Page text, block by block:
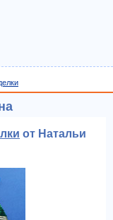
от Натальи